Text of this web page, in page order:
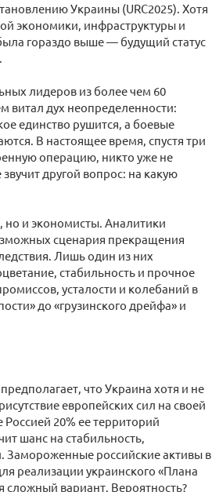
Украины (URC2025). Хотя
экономики, инфраструктуры и
гораздо выше — будущий статус
лидеров из более чем 60
витал дух неопределенности:
единство рушится, а боевые
В настоящее время, спустя три
операцию, никто уже не
другой вопрос: на какую
но и экономисты. Аналитики
сценария прекращения
Лишь один из них
стабильность и прочное
усталости и колебаний в
до «грузинского дрейфа» и
что Украина хотя и не
европейских сил на своей
20% ее территорий
шанс на стабильность,
Замороженные российские активы в
реализации украинского «Плана
вариант. Вероятность?